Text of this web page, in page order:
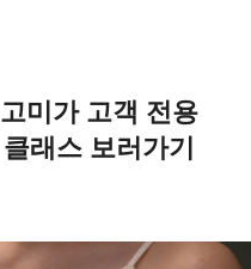
고미가 고객 전용
클래스 보러가기